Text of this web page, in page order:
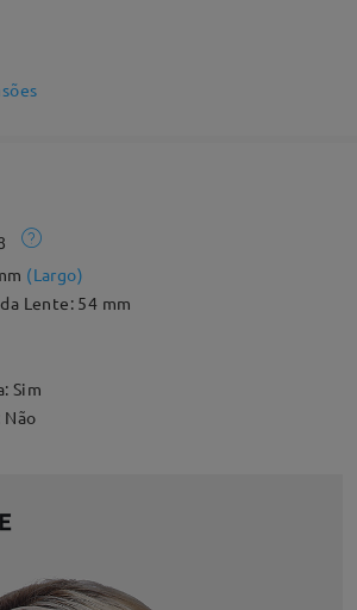
(Largo)
Lente: 54 mm
Sim
Não